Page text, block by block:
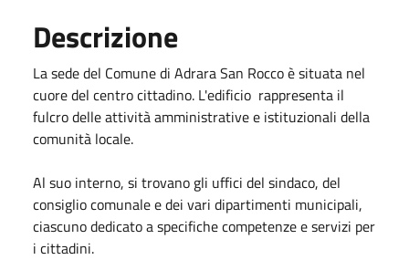
Descrizione
La sede del Comune di Adrara San Rocco è situata nel
cuore del centro cittadino. L'edificio rappresenta il
fulcro delle attività amministrative e istituzionali della
comunità locale.
Al suo interno, si trovano gli uffici del sindaco, del
consiglio comunale e dei vari dipartimenti municipali,
ciascuno dedicato a specifiche competenze e servizi per
i cittadini.